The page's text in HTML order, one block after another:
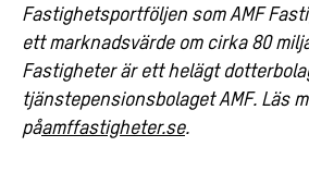
Fastighetsportföljen som AMF
ett marknadsvärde om cirka 80
Fastigheter är ett helägt
tjänstepensionsbolaget AMF. Läs
påamffastigheter.se.